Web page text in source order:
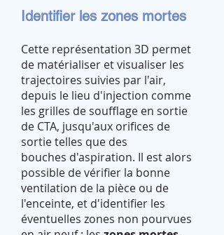
Identifier les zones mortes
Cette représentation 3D permet
de matérialiser et visualiser les
trajectoires suivies par l'air,
depuis le lieu d'injection comme
les grilles de soufflage en sortie
de CTA, jusqu'aux orifices de
sortie telles que des
bouches d'aspiration. Il est alors
possible de vérifier la bonne
ventilation de la pièce ou de
l'enceinte, et d'identifier les
éventuelles zones non pourvues